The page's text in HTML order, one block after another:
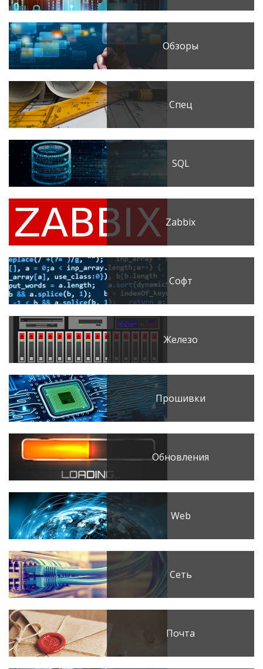
Обзоры
Спец
SQL
Zabbix
Софт
Железо
Прошивки
Обновления
Web
Сеть
Почта